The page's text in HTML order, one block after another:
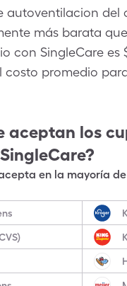
autoventilacion del
más barata
con SingleCare es
promedio
aceptan los
en la mayoría